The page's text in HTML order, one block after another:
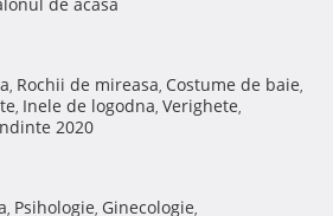
, Rochii de mireasa, Costume de baie,
, Inele de logodna, Verighete,
2020
, Psihologie, Ginecologie,